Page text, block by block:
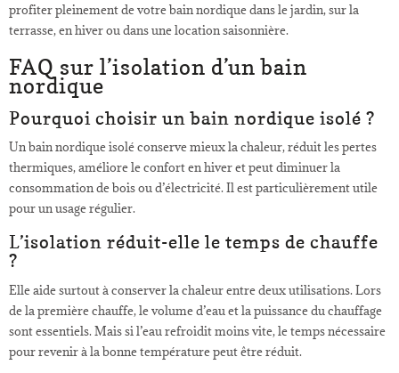
profiter pleinement de votre bain nordique dans le jardin, sur la
terrasse, en hiver ou dans une location saisonnière.
FAQ sur l’isolation d’un bain
nordique
Pourquoi choisir un bain nordique isolé ?
Un bain nordique isolé conserve mieux la chaleur, réduit les pertes
thermiques, améliore le confort en hiver et peut diminuer la
consommation de bois ou d’électricité. Il est particulièrement utile
pour un usage régulier.
L’isolation réduit-elle le temps de chauffe
?
Elle aide surtout à conserver la chaleur entre deux utilisations. Lors
de la première chauffe, le volume d’eau et la puissance du chauffage
sont essentiels. Mais si l’eau refroidit moins vite, le temps nécessaire
pour revenir à la bonne température peut être réduit.